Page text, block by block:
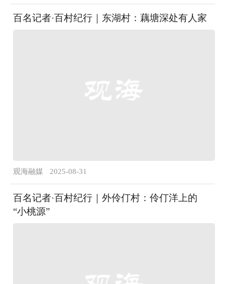
百名记者·百村纪行｜东湖村：藕塘深处有人家
观海融媒 2025-08-31
百名记者·百村纪行｜外伶仃村：伶仃洋上的
“小桃源”